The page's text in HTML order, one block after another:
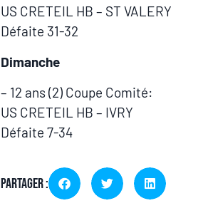
US CRETEIL HB – ST VALERY
Défaite 31-32
Dimanche
– 12 ans (2) Coupe Comité:
US CRETEIL HB – IVRY
Défaite 7-34
Partager :